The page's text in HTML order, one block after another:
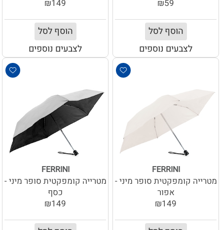
₪59
הוסף לסל
לצבעים נוספים
₪149
הוסף לסל
לצבעים נוספים
FERRINI
מטרייה קומפקטית סופר מיני -
אפור
₪149
FERRINI
מטרייה קומפקטית סופר מיני -
כסף
₪149